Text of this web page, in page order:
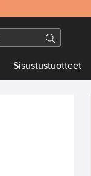
Sisustustuotteet